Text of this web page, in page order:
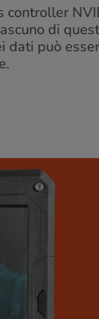
controller
di
può